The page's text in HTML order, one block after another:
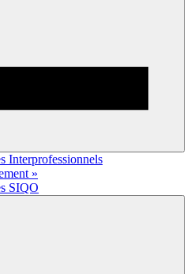
Interprofessionnels
»
SIQO